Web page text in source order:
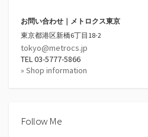
お問い合わせ｜メトロクス東京
東京都港区新橋6丁目18-2
tokyo@metrocs.jp
TEL 03-5777-5866
» Shop information
Follow Me